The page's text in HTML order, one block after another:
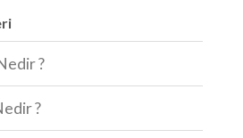
?
?